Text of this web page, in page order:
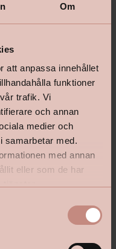
Om
att anpassa innehållet
funktioner
trafik. Vi
och annan
medier och
samarbetar med.
med annan
eller som de har
Golvfärg Trestjerner